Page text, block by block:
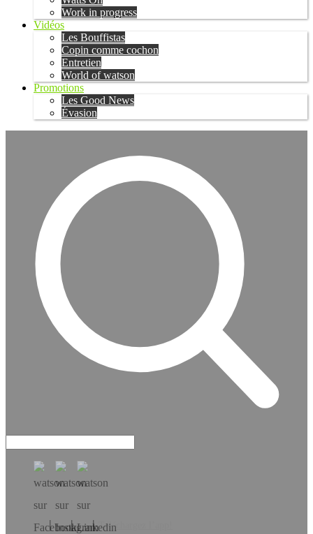
Work in progress
Vidéos
Les Bouffistas
Copin comme cochon
Entretien
World of watson
Promotions
Les Good News
Évasion
Téléchargez l’app!